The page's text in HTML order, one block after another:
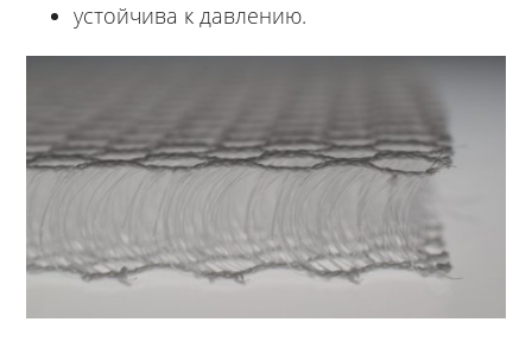
устойчива к давлению.